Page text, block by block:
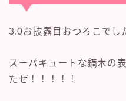
3.0お披露目おつろこでし
スーパキュートな鏑木の
たぜ！！！！！